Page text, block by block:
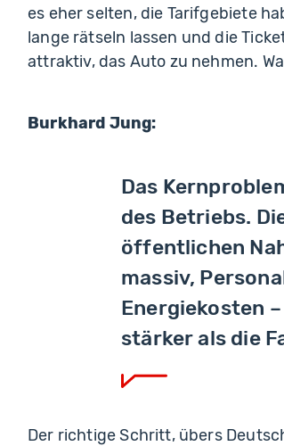
es eher selten, die Tarifgebiete
lange rätseln lassen und die
attraktiv, das Auto zu nehmen.
Burkhard Jung:
Das
des Betriebs.
öffentlichen
massiv,
Energiekosten
stärker als die
Der richtige Schritt, übers